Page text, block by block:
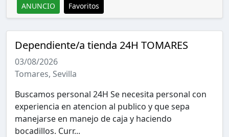
ANUNCIO Favoritos
Dependiente/a tienda 24H TOMARES
03/08/2026
Tomares, Sevilla
Buscamos personal 24H Se necesita personal con
experiencia en atencion al publico y que sepa
manejarse en manejo de caja y haciendo
bocadillos. Curr...